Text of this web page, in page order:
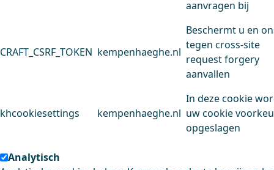
aanvragen bij
CRAFT_CSRF_TOKEN kempenhaeghe.nl
Beschermt u en
tegen cross-site
request forgery
aanvallen
khcookiesettings kempenhaeghe.nl
In deze cookie
uw cookie
opgeslagen
Analytisch